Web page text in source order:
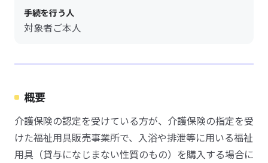
手続を行う人
対象者ご本人
概要
介護保険の認定を受けている方が、介護保険の指定を受
けた福祉用具販売事業所で、入浴や排泄等に用いる福祉
用具（貸与になじまない性質のもの）を購入する場合に